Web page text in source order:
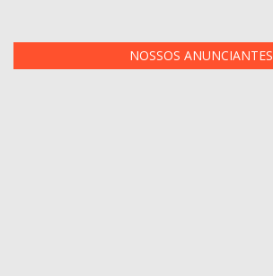
NOSSOS ANUNCIANTES